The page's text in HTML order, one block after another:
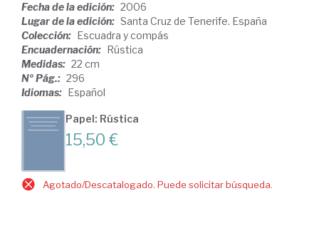
Fecha de la edición: 2006
Lugar de la edición: Santa Cruz de Tenerife. España
Colección: Escuadra y compás
Encuadernación: Rústica
Medidas: 22 cm
Nº Pág.: 296
Idiomas: Español
Papel: Rústica
15,50 €
Agotado/Descatalogado. Puede solicitar búsqueda.